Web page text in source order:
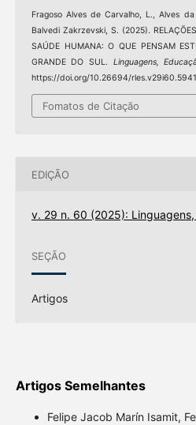
Fragoso Alves de Carvalho, L., Alves
Balvedi Zakrzevski, S. (2025).
SAÚDE HUMANA: O QUE PENSAM
GRANDE DO SUL. Linguagens,
https://doi.org/10.26694/rles.v29i60.5941
Fomatos de Citação
EDIÇÃO
v. 29 n. 60 (2025):
SEÇÃO
Artigos
Artigos Semelhantes
Felipe Jacob Marín Isamit,